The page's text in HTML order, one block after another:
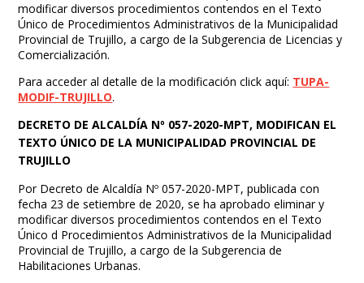
modificar diversos procedimientos contendos en el Texto
Único de Procedimientos Administrativos de la Municipalidad
Provincial de Trujillo, a cargo de la Subgerencia de Licencias y
Comercialización.
Para acceder al detalle de la modificación click aquí: TUPA-
MODIF-TRUJILLO.
DECRETO DE ALCALDÍA Nº 057-2020-MPT, MODIFICAN EL
TEXTO ÚNICO DE LA MUNICIPALIDAD PROVINCIAL DE
TRUJILLO
Por Decreto de Alcaldía Nº 057-2020-MPT, publicada con
fecha 23 de setiembre de 2020, se ha aprobado eliminar y
modificar diversos procedimientos contendos en el Texto
Único d Procedimientos Administrativos de la Municipalidad
Provincial de Trujillo, a cargo de la Subgerencia de
Habilitaciones Urbanas.